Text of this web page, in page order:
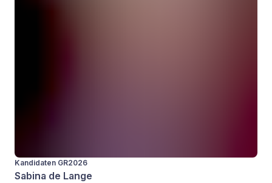
Kandidaten GR2026
Sabina de Lange